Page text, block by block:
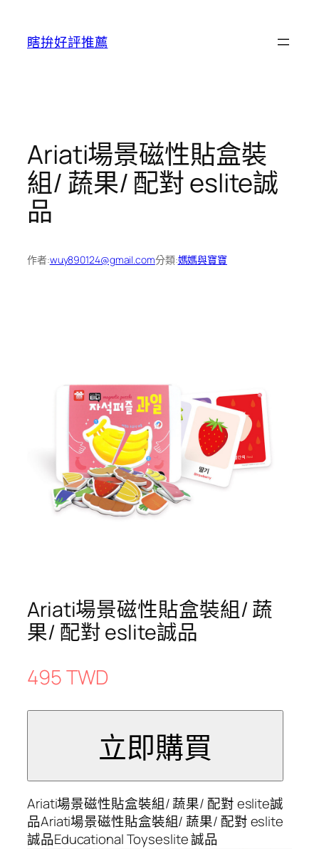
瞎拚好評推薦
Ariati場景磁性貼盒裝
組/ 蔬果/ 配對 eslite誠
品
作者:wuy890124@gmail.com分類:媽媽與寶寶
Ariati場景磁性貼盒裝組/ 蔬
果/ 配對 eslite誠品
495 TWD
Ariati場景磁性貼盒裝組/ 蔬果/ 配對 eslite誠
品Ariati場景磁性貼盒裝組/ 蔬果/ 配對 eslite
誠品Educational Toyseslite 誠品